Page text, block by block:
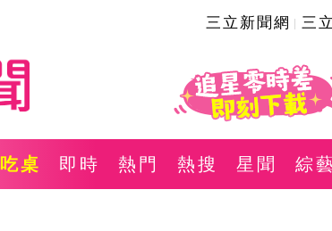
三立新聞網 三
桌 即時 熱門 熱搜 星聞 綜藝